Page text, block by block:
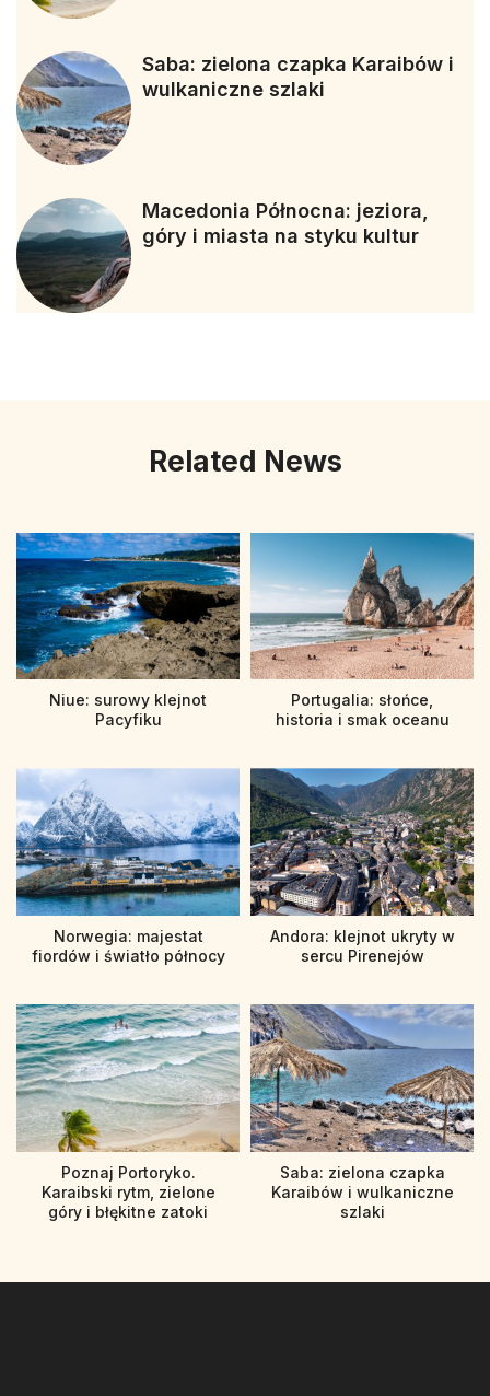
Saba: zielona czapka Karaibów i
wulkaniczne szlaki
Macedonia Północna: jeziora,
góry i miasta na styku kultur
Related News
Niue: surowy klejnot
Pacyfiku
Portugalia: słońce,
historia i smak oceanu
Norwegia: majestat
fiordów i światło północy
Andora: klejnot ukryty w
sercu Pirenejów
Poznaj Portoryko.
Karaibski rytm, zielone
góry i błękitne zatoki
Saba: zielona czapka
Karaibów i wulkaniczne
szlaki